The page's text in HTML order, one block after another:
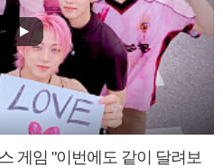
게임 "이번에도 같이 달려보